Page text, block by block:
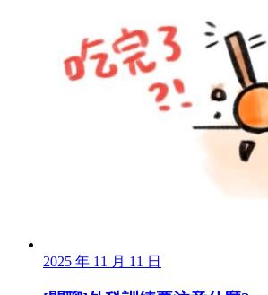
2025 年 11 月 11 日